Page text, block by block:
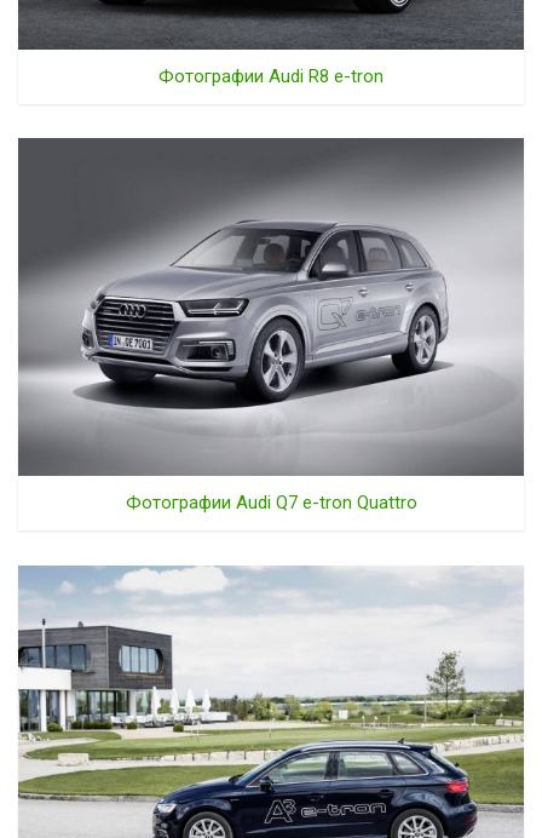
Фотографии Audi R8 e-tron
Фотографии Audi Q7 e-tron Quattro